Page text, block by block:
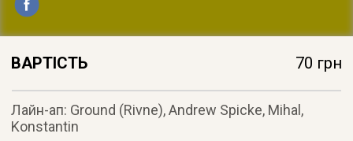
ВАРТІСТЬ 70 грн
Лайн-ап: Ground (Rivne), Andrew Spicke, Mihal,
Konstantin